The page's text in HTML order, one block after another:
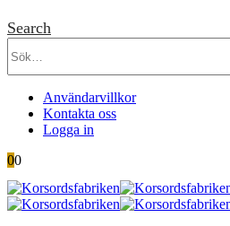
Search
Användarvillkor
Kontakta oss
Logga in
00